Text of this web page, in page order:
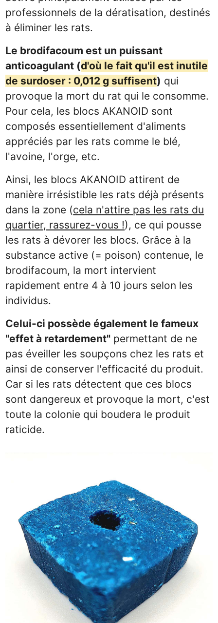
professionnels de la dératisation, destinés
à éliminer les rats.
Le brodifacoum est un puissant
anticoagulant (d'où le fait qu'il est inutile
de surdoser : 0,012 g suffisent) qui
provoque la mort du rat qui le consomme.
Pour cela, les blocs AKANOID sont
composés essentiellement d'aliments
appréciés par les rats comme le blé,
l'avoine, l'orge, etc.
Ainsi, les blocs AKANOID attirent de
manière irrésistible les rats déjà présents
dans la zone (cela n'attire pas les rats du
quartier, rassurez-vous !), ce qui pousse
les rats à dévorer les blocs. Grâce à la
substance active (= poison) contenue, le
brodifacoum, la mort intervient
rapidement entre 4 à 10 jours selon les
individus.
Celui-ci possède également le fameux
"effet à retardement" permettant de ne
pas éveiller les soupçons chez les rats et
ainsi de conserver l'efficacité du produit.
Car si les rats détectent que ces blocs
sont dangereux et provoque la mort, c'est
toute la colonie qui boudera le produit
raticide.